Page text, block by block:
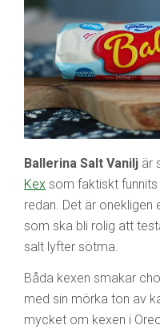
Ballerina Salt Vanilj är
Kex som faktiskt
redan. Det är onekligen
som ska bli rolig att
salt lyfter sötma.
Båda kexen smakar
med sin mörka ton av
mycket om kexen i